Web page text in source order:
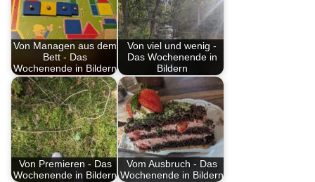
Von Managen aus dem
Bett - Das
Wochenende in Bildern
Von viel und wenig -
Das Wochenende in
Bildern
Von Premieren - Das
Wochenende in Bildern
Vom Ausbruch - Das
Wochenende in Bildern